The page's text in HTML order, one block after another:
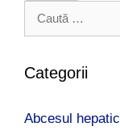
t
u
Categorii
Abcesul hepatic